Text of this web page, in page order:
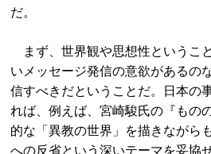
だ。
まず、世界観や思想性というこ
いメッセージ発信の意欲があるの
信すべきだということだ。日本の
れば、例えば、宮崎駿氏の『もの
的な「異教の世界」を描きながら
への反省という深いテーマを妥協